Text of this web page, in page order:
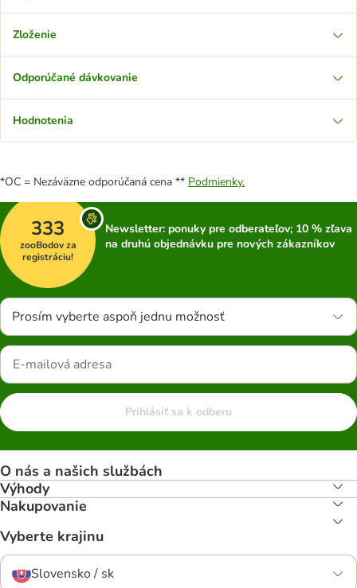
Zloženie
Odporúčané dávkovanie
Hodnotenia
*OC = Nezáväzne odporúčaná cena ** Podmienky.
333
zooBodov za
registráciu!
Newsletter: ponuky pre odberateľov; 10 % zľava
na druhú objednávku pre nových zákazníkov
Prosím vyberte aspoň jednu možnosť
Prihlásiť sa k odberu
O nás a našich službách
Výhody
Nakupovanie
Vyberte krajinu
Slovensko / sk